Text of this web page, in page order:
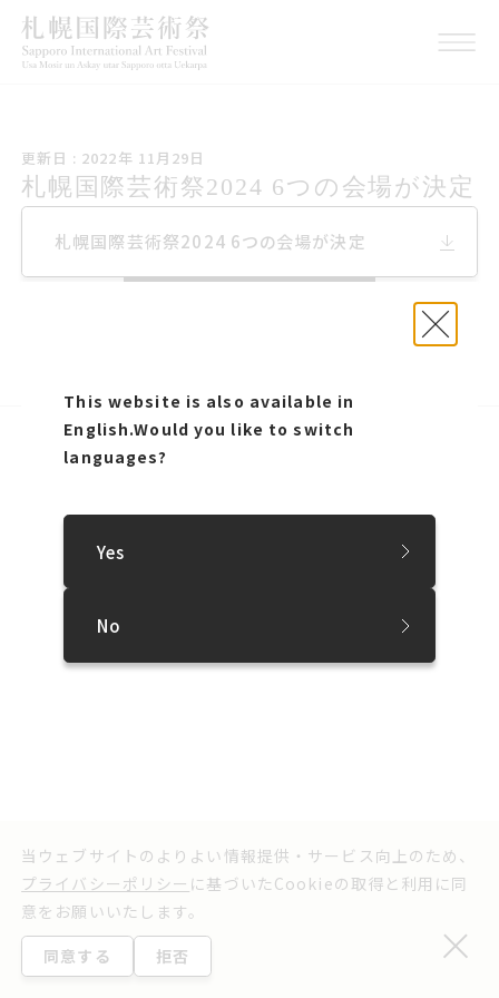
当ウェブサイトのよりよい情報提供・サービス向上のため、
プライバシーポリシー に基づいたCookieの取得と利用に同
意をお願いいたします。
同意する 拒否
This website is also available in
English.Would you like to switch
languages?
Yes
No
こうしんび 2022年 1いちが
つ29日
更新日 : 2022年 11月29日
札幌国際げいじゅつさい2024 6つの
札幌国際芸術祭2024 6つの会場が決定
札幌国際げいじゅつさい2024 6つの会
場が決定
札幌国際芸術祭2024 6つの会場が決定
実行委員会よりお知らせ
ウェブアクセシビリティ方針
利用規約
©2025 Sapporo International Art Festival.